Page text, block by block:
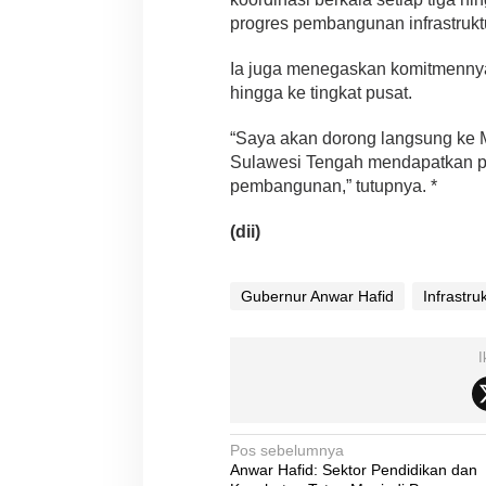
progres pembangunan
Ia juga menegaskan
hingga ke tingkat pusat.
“Saya akan dorong langsung ke
Sulawesi Tengah mendapatkan
pembangunan,” tutupnya. *
(dii)
Gubernur Anwar Hafid
N
Pos sebelumnya
Anwar Hafid: Sektor Pendidikan dan